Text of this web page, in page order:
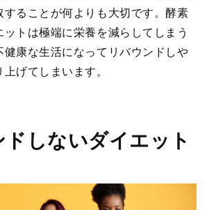
することが何よりも大切です。酵素
ットは極端に栄養を減らしてしまう
健康な生活になってリバウンドしや
げてしまいます。
ドしないダイエット